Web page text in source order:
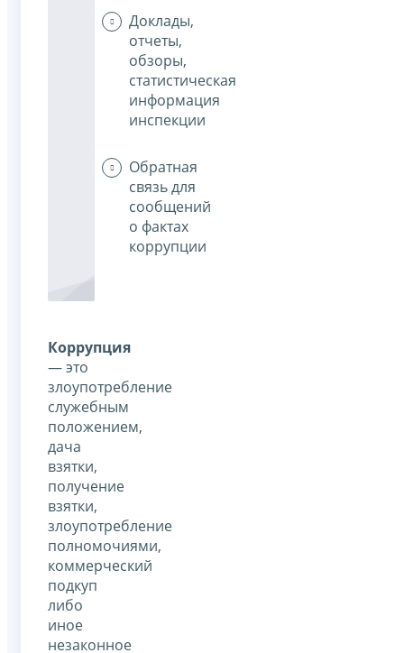
Доклады,
отчеты,
обзоры,
статистическая
информация
инспекции
Обратная
связь для
сообщений
о фактах
коррупции
Коррупция
— это
злоупотребление
служебным
положением,
дача
взятки,
получение
взятки,
злоупотребление
полномочиями,
коммерческий
подкуп
либо
иное
незаконное